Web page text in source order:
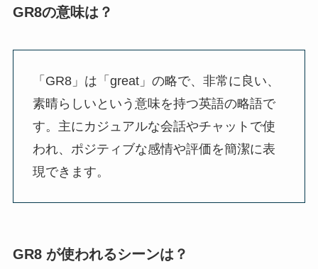
GR8の意味は？
「GR8」は「great」の略で、非常に良い、
素晴らしいという意味を持つ英語の略語で
す。主にカジュアルな会話やチャットで使
われ、ポジティブな感情や評価を簡潔に表
現できます。
GR8 が使われるシーンは？